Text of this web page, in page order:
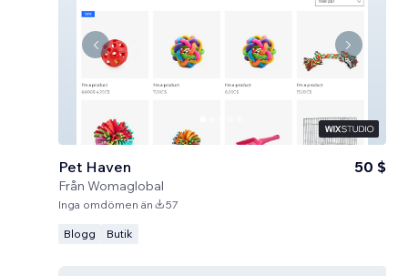
Pet Haven
Från Womaglobal
50 $
Inga omdömen än 57
Blogg Butik